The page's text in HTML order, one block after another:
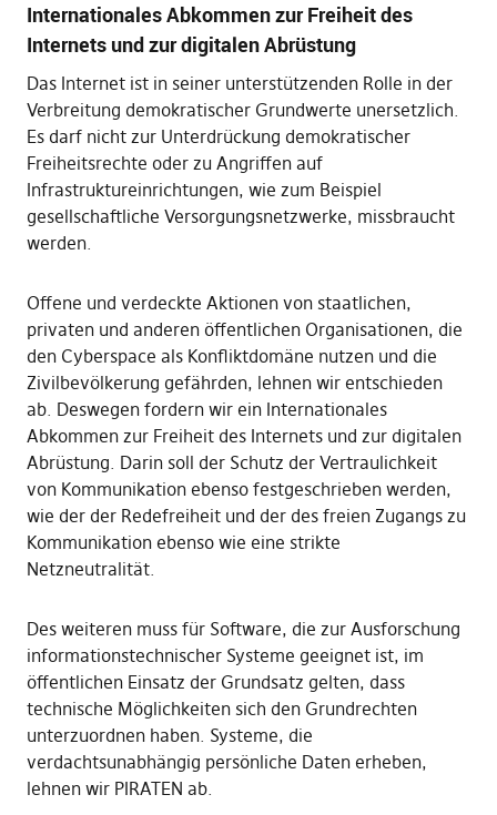
Internationales Abkommen zur Freiheit des
Internets und zur digitalen Abrüstung
Das Internet ist in seiner unterstützenden Rolle in der
Verbreitung demokratischer Grundwerte unersetzlich.
Es darf nicht zur Unterdrückung demokratischer
Freiheitsrechte oder zu Angriffen auf
Infrastruktureinrichtungen, wie zum Beispiel
gesellschaftliche Versorgungsnetzwerke, missbraucht
werden.
Offene und verdeckte Aktionen von staatlichen,
privaten und anderen öffentlichen Organisationen, die
den Cyberspace als Konfliktdomäne nutzen und die
Zivilbevölkerung gefährden, lehnen wir entschieden
ab. Deswegen fordern wir ein Internationales
Abkommen zur Freiheit des Internets und zur digitalen
Abrüstung. Darin soll der Schutz der Vertraulichkeit
von Kommunikation ebenso festgeschrieben werden,
wie der der Redefreiheit und der des freien Zugangs zu
Kommunikation ebenso wie eine strikte
Netzneutralität.
Des weiteren muss für Software, die zur Ausforschung
informationstechnischer Systeme geeignet ist, im
öffentlichen Einsatz der Grundsatz gelten, dass
technische Möglichkeiten sich den Grundrechten
unterzuordnen haben. Systeme, die
verdachtsunabhängig persönliche Daten erheben,
lehnen wir PIRATEN ab.